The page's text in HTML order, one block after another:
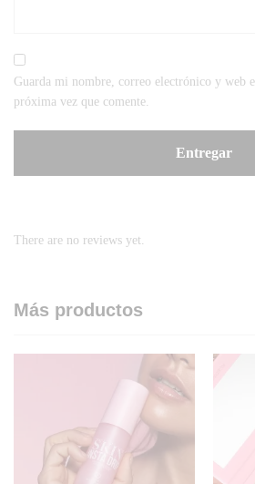
Guarda mi nombre, correo electrónico y web
próxima vez que comente.
There are no reviews yet.
Más productos